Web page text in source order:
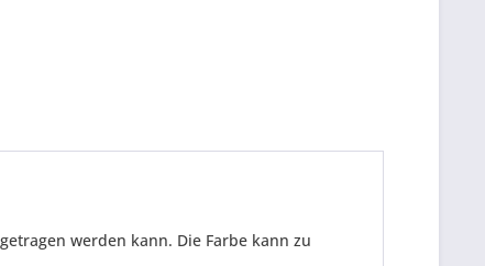
werden kann. Die Farbe kann zu